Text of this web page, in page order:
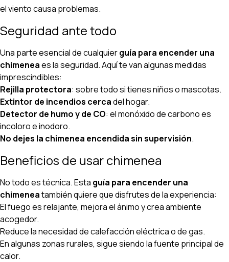
el viento causa problemas.
Seguridad ante todo
Una parte esencial de cualquierguía para encender una
chimeneaes la seguridad. Aquí te van algunas medidas
imprescindibles:
Rejilla protectora: sobre todo si tienes niños o mascotas.
Extintor de incendios cercadel hogar.
Detector de humo y de CO: el monóxido de carbono es
incoloro e inodoro.
No dejes la chimenea encendida sin supervisión.
Beneficios de usar chimenea
No todo es técnica. Esta guía para encender una
chimeneatambién quiere que disfrutes de la experiencia:
El fuego es relajante, mejora el ánimo y crea ambiente
acogedor.
Reduce la necesidad de calefacción eléctrica o de gas.
En algunas zonas rurales, sigue siendo la fuente principal de
calor.